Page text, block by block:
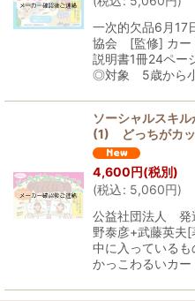
一次的欠品6月17
協会 [監修] カー
説明書1冊24ペー
◎対象 5歳から
ソーシャルスキ
(1) どっちがカ
4,600 円(税別)
(税込: 5,060円)
公益社団法人 発
野泰彦+武藤英夫
中に入っている
かっこわるいカ